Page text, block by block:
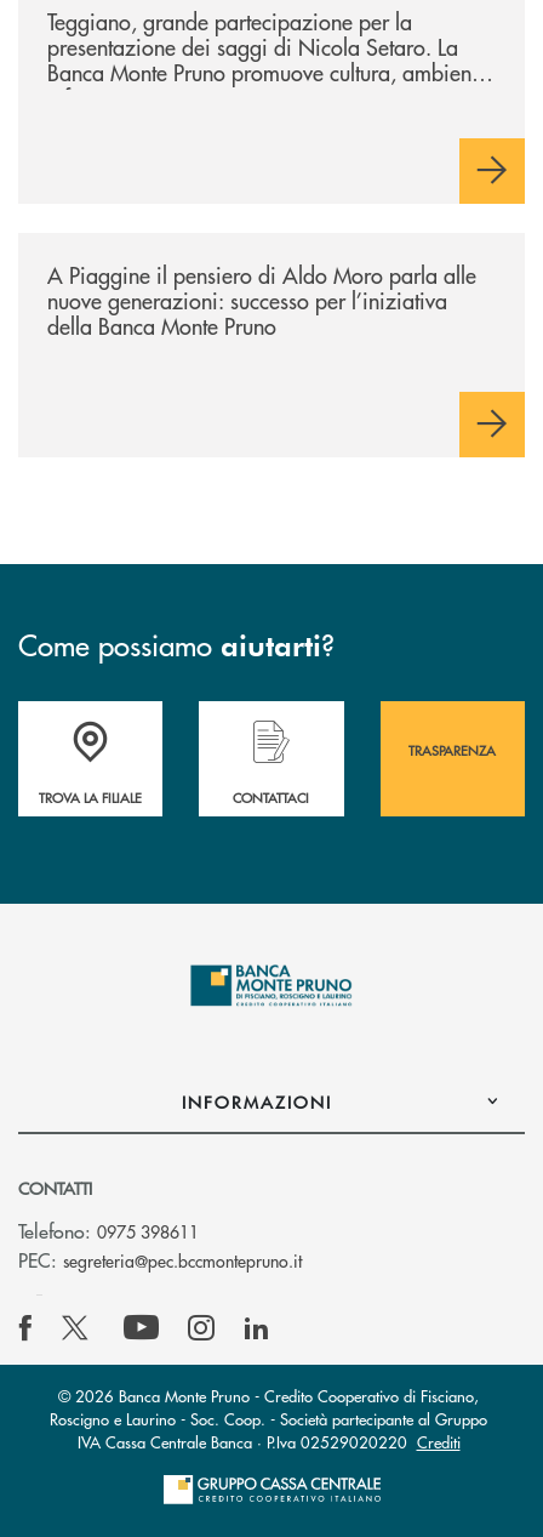
Teggiano, grande partecipazione per la
presentazione dei saggi di Nicola Setaro. La
Banca Monte Pruno promuove cultura, ambiente
e futuro
A Piaggine il pensiero di Aldo Moro parla alle
nuove generazioni: successo per l’iniziativa
della Banca Monte Pruno
Come possiamo aiutarti?
Accedi all' elenco completo&nbsp; delle&nbsp; filiali&nbsp; di Banca
TROVA LA FILIALE
Hai bisogno di assistenza immediata?
CONTATTACI
TRASPARENZA
INFORMAZIONI
CONTATTI
Telefono: 0975 398611
PEC: segreteria@pec.bccmontepruno.it(si apre l’app di posta
© 2026 Banca Monte Pruno - Credito Cooperativo di Fisciano,
Roscigno e Laurino - Soc. Coop. - Società partecipante al Gruppo
IVA Cassa Centrale Banca · P.Iva 02529020220 Crediti